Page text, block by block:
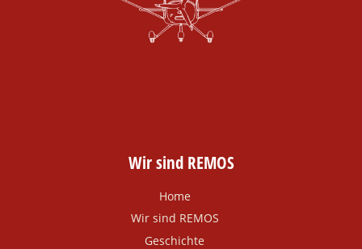
Wir sind REMOS
Home
Wir sind REMOS
Geschichte